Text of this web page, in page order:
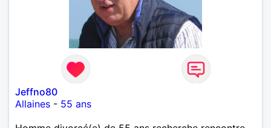
Jeffno80
Allaines - 55 ans